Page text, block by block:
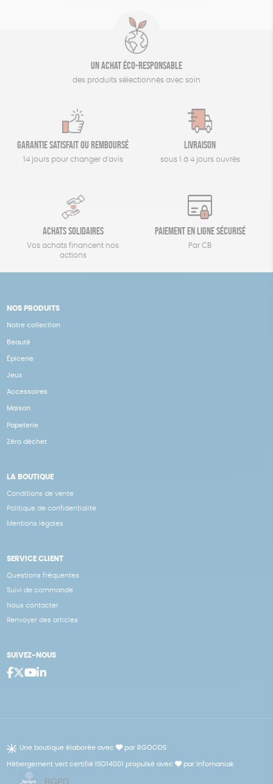
Un achat éco-responsable
des produits sélectionnés avec soin
Garantie satisfait ou remboursé
14 jours pour changer d'avis
Livraison
sous 1 à 4 jours ouvrés
Achats solidaires
Vos achats financent nos
actions
Paiement en ligne sécurisé
Par CB
NOS PRODUITS
Notre collection
Beauté
Épicerie
Jeux
Accessoires
Maison
Papeterie
Zéro déchet
LA BOUTIQUE
Conditions de vente
Politique de confidentialité
Mentions légales
SERVICE CLIENT
Questions fréquentes
Suivi de commande
Nous contacter
Renvoyer des articles
SUIVEZ-NOUS
Une boutique élaborée avec par RGOODS
Hébergement vert certifié ISO14001 propulsé avec par Infomaniak